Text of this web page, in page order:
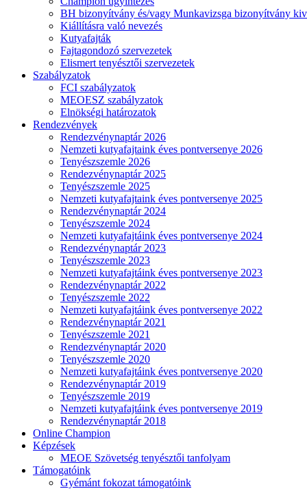
BH bizonyítvány és/vagy Munkavizsga bizonyítvány
Kiállításra való nevezés
Kutyafajták
Fajtagondozó szervezetek
Elismert tenyésztői szervezetek
Szabályzatok
FCI szabályzatok
MEOESZ szabályzatok
Elnökségi határozatok
Rendezvények
Rendezvénynaptár 2026
Nemzeti kutyafajtaink éves pontversenye 2026
Tenyészszemle 2026
Rendezvénynaptár 2025
Tenyészszemle 2025
Nemzeti kutyafajtaink éves pontversenye 2025
Rendezvénynaptár 2024
Tenyészszemle 2024
Nemzeti kutyafajtáink éves pontversenye 2024
Rendezvénynaptár 2023
Tenyészszemle 2023
Nemzeti kutyafajtáink éves pontversenye 2023
Rendezvénynaptár 2022
Tenyészszemle 2022
Nemzeti kutyafajtáink éves pontversenye 2022
Rendezvénynaptár 2021
Tenyészszemle 2021
Rendezvénynaptár 2020
Tenyészszemle 2020
Nemzeti kutyafajtáink éves pontversenye 2020
Rendezvénynaptár 2019
Tenyészszemle 2019
Nemzeti kutyafajtáink éves pontversenye 2019
Rendezvénynaptár 2018
Online Champion
Képzések
MEOE Szövetség tenyésztői tanfolyam
Támogatóink
Gyémánt fokozat támogatóink